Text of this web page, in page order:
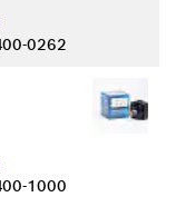
0262
1000